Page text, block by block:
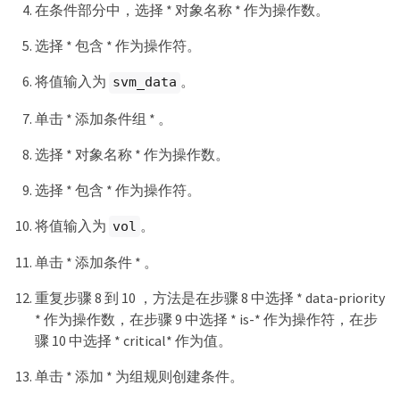
在条件部分中，选择 * 对象名称 * 作为操作数。
选择 * 包含 * 作为操作符。
将值输入为 svm_data 。
单击 * 添加条件组 * 。
选择 * 对象名称 * 作为操作数。
选择 * 包含 * 作为操作符。
将值输入为 vol 。
单击 * 添加条件 * 。
重复步骤 8 到 10 ，方法是在步骤 8 中选择 * data-priority
* 作为操作数，在步骤 9 中选择 * is-* 作为操作符，在步
骤 10 中选择 * critical* 作为值。
单击 * 添加 * 为组规则创建条件。